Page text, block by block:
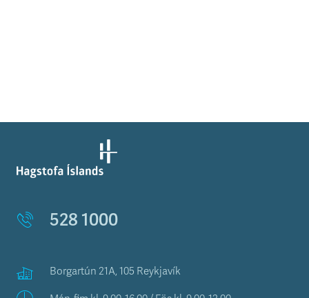
528 1000
Borgartún 21A, 105 Reykjavík